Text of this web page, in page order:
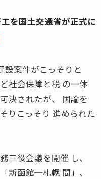
を国土交通省が正式に
案件がこっそりと
社会保障と税 の一体
決されたが、 国論を
りこっそり 進められた
役会議を開催 し、
新函館─札幌 間」、